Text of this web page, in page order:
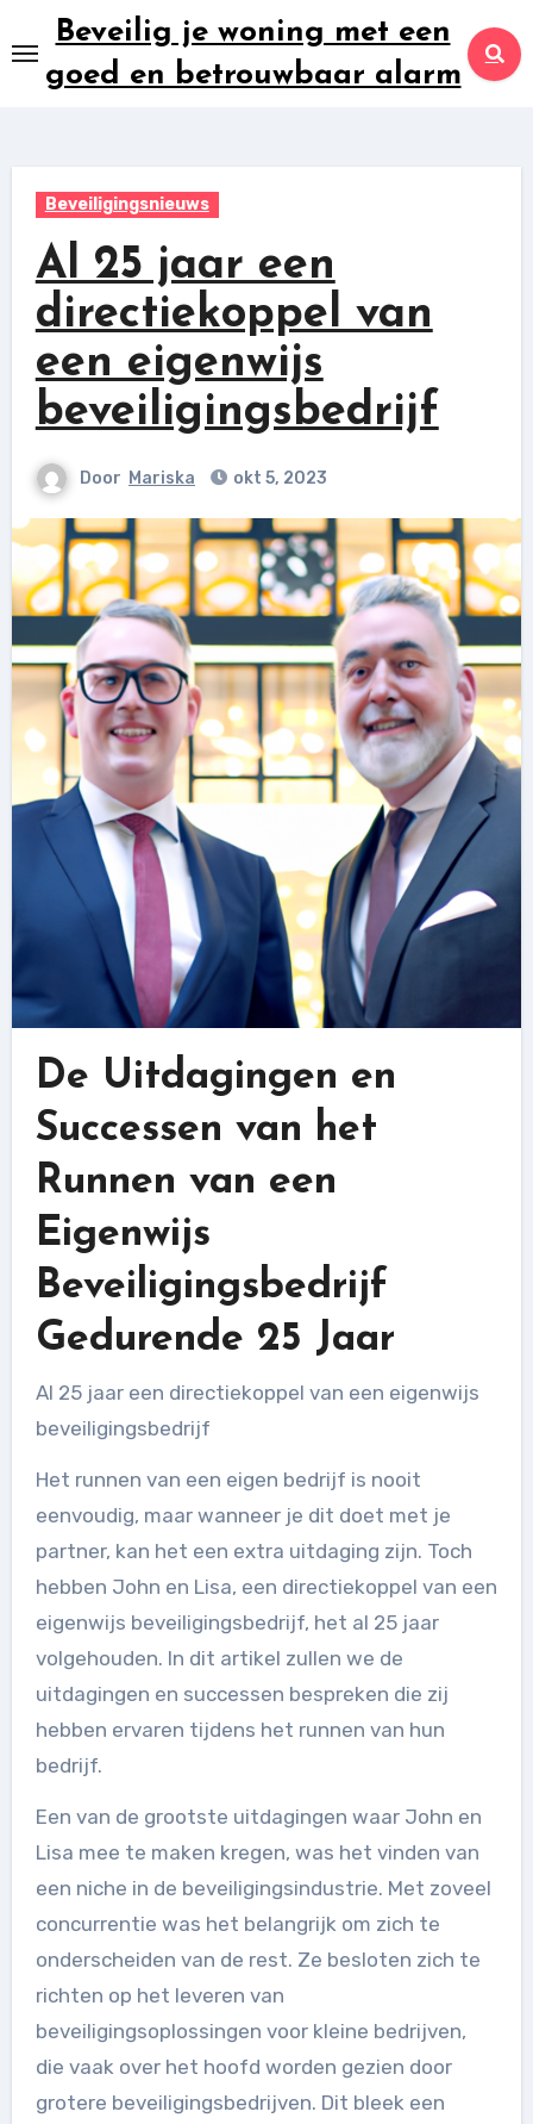
naar
inhoud
Beveilig je woning met een
goed en betrouwbaar alarm
Beveiligingsnieuws
Al 25 jaar een
directiekoppel van
een eigenwijs
beveiligingsbedrijf
Door Mariska okt 5, 2023
De Uitdagingen en
Successen van het
Runnen van een
Eigenwijs
Beveiligingsbedrijf
Gedurende 25 Jaar
Al 25 jaar een directiekoppel van een eigenwijs
beveiligingsbedrijf
Het runnen van een eigen bedrijf is nooit
eenvoudig, maar wanneer je dit doet met je
partner, kan het een extra uitdaging zijn. Toch
hebben John en Lisa, een directiekoppel van een
eigenwijs beveiligingsbedrijf, het al 25 jaar
volgehouden. In dit artikel zullen we de
uitdagingen en successen bespreken die zij
hebben ervaren tijdens het runnen van hun
bedrijf.
Een van de grootste uitdagingen waar John en
Lisa mee te maken kregen, was het vinden van
een niche in de beveiligingsindustrie. Met zoveel
concurrentie was het belangrijk om zich te
onderscheiden van de rest. Ze besloten zich te
richten op het leveren van
beveiligingsoplossingen voor kleine bedrijven,
die vaak over het hoofd worden gezien door
grotere beveiligingsbedrijven. Dit bleek een